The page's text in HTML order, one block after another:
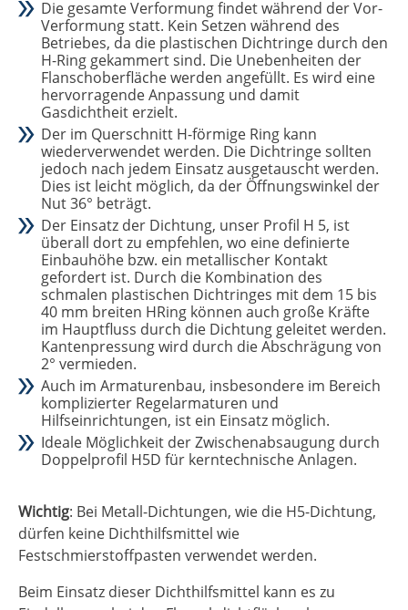
Die gesamte Verformung findet während der Vor-
Verformung statt. Kein Setzen während des
Betriebes, da die plastischen Dichtringe durch den
H-Ring gekammert sind. Die Unebenheiten der
Flanschoberfläche werden angefüllt. Es wird eine
hervorragende Anpassung und damit
Gasdichtheit erzielt.
Der im Querschnitt H-förmige Ring kann
wiederverwendet werden. Die Dichtringe sollten
jedoch nach jedem Einsatz ausgetauscht werden.
Dies ist leicht möglich, da der Öffnungswinkel der
Nut 36° beträgt.
Der Einsatz der Dichtung, unser Profil H 5, ist
überall dort zu empfehlen, wo eine definierte
Einbauhöhe bzw. ein metallischer Kontakt
gefordert ist. Durch die Kombination des
schmalen plastischen Dichtringes mit dem 15 bis
40 mm breiten HRing können auch große Kräfte
im Hauptfluss durch die Dichtung geleitet werden.
Kantenpressung wird durch die Abschrägung von
2° vermieden.
Auch im Armaturenbau, insbesondere im Bereich
komplizierter Regelarmaturen und
Hilfseinrichtungen, ist ein Einsatz möglich.
Ideale Möglichkeit der Zwischenabsaugung durch
Doppelprofil H5D für kerntechnische Anlagen.
Wichtig: Bei Metall-Dichtungen, wie die H5-Dichtung,
dürfen keine Dichthilfsmittel wie
Festschmierstoffpasten verwendet werden.
Beim Einsatz dieser Dichthilfsmittel kann es zu